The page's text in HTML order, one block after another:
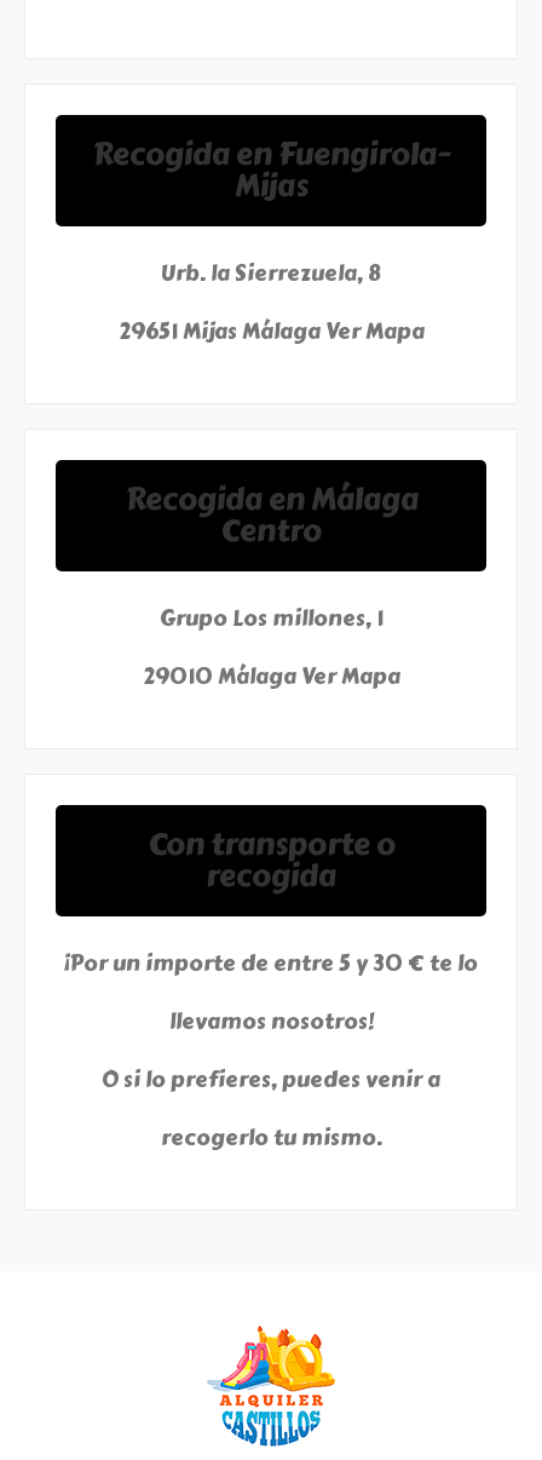
Recogida en Fuengirola-
Mijas
Urb. la Sierrezuela, 8
29651 Mijas MálagaVer Mapa
Recogida en Málaga
Centro
Grupo Los millones, 1
29010 MálagaVer Mapa
Con transporte o
recogida
¡Por un importe de entre 5 y 30 € te lo
llevamos nosotros!
O si lo prefieres, puedes venir a
recogerlo tu mismo.